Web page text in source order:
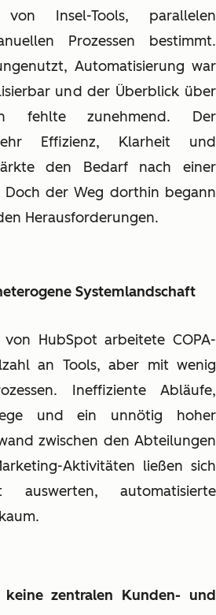
Insel-Tools, parallelen
Prozessen bestimmt.
Automatisierung war
und der Überblick über
fehlte zunehmend. Der
Effizienz, Klarheit und
den Bedarf nach einer
der Weg dorthin begann
Herausforderungen.
Systemlandschaft
HubSpot arbeitete COPA-
an Tools, aber mit wenig
Ineffiziente Abläufe,
und ein unnötig hoher
zwischen den Abteilungen
Aktivitäten ließen sich
auswerten, automatisierte
keine zentralen Kunden- und